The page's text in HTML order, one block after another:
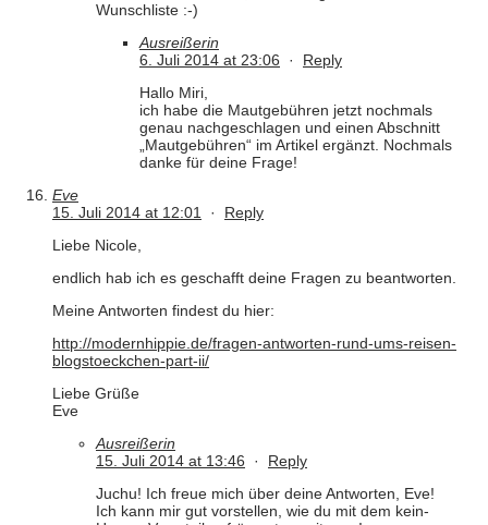
Wunschliste :-)
Ausreißerin
6. Juli 2014 at 23:06 · Reply
Hallo Miri,
ich habe die Mautgebühren jetzt nochmals
genau nachgeschlagen und einen Abschnitt
„Mautgebühren“ im Artikel ergänzt. Nochmals
danke für deine Frage!
Eve
15. Juli 2014 at 12:01 · Reply
Liebe Nicole,
endlich hab ich es geschafft deine Fragen zu beantworten.
Meine Antworten findest du hier:
http://modernhippie.de/fragen-antworten-rund-ums-reisen-
blogstoeckchen-part-ii/
Liebe Grüße
Eve
Ausreißerin
15. Juli 2014 at 13:46 · Reply
Juchu! Ich freue mich über deine Antworten, Eve!
Ich kann mir gut vorstellen, wie du mit dem kein-